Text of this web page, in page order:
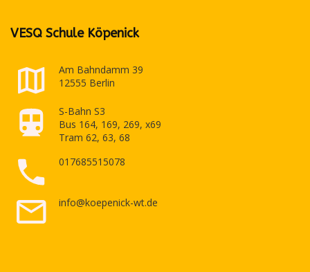
VESQ Schule Köpenick
Am Bahndamm 39
12555 Berlin
S-Bahn S3
Bus 164, 169, 269, x69
Tram 62, 63, 68
017685515078
info@koepenick-wt.de